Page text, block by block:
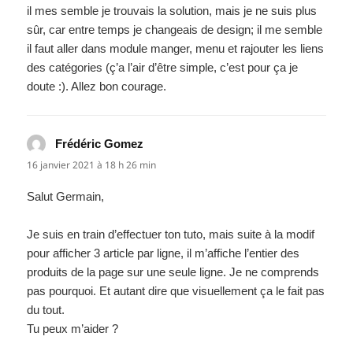
il mes semble je trouvais la solution, mais je ne suis plus
sûr, car entre temps je changeais de design; il me semble
il faut aller dans module manger, menu et rajouter les liens
des catégories (ç’a l’air d’être simple, c’est pour ça je
doute :). Allez bon courage.
Frédéric Gomez
16 janvier 2021 à 18 h 26 min
Salut Germain,
Je suis en train d’effectuer ton tuto, mais suite à la modif
pour afficher 3 article par ligne, il m’affiche l’entier des
produits de la page sur une seule ligne. Je ne comprends
pas pourquoi. Et autant dire que visuellement ça le fait pas
du tout.
Tu peux m’aider ?